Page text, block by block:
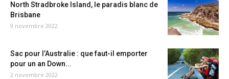
North Stradbroke Island, le paradis blanc de
Brisbane
9 novembre 2022
Sac pour l’Australie : que faut-il emporter
pour un an Down...
2 novembre 2022